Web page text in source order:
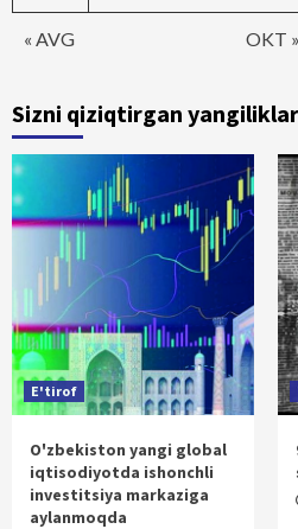
« AVG OKT »
Sizni qiziqtirgan yangiliklar
E'tirof
O'zbekiston yangi global
iqtisodiyotda ishonchli
investitsiya markaziga
aylanmoqda